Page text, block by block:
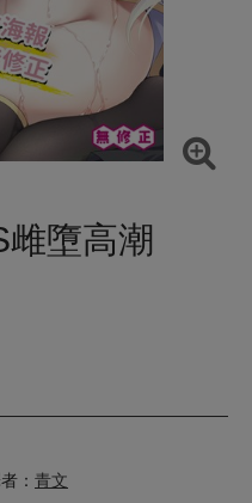
墮高潮
： 青文